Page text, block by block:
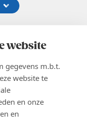
website
gegevens m.b.t.
website te
en onze
en